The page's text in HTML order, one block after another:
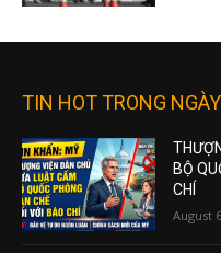
TIN HOT TRONG NGÀY
BỘ
CHÍ
August